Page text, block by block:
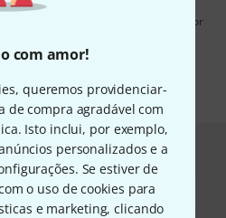
com amor!
queremos providenciar-
de compra agradável com
Isto inclui, por exemplo,
personalizados e a
Se estiver de
o uso de cookies para
e marketing, clicando
concordo em receber publicidade por
a newsletter na nossa
de dados.